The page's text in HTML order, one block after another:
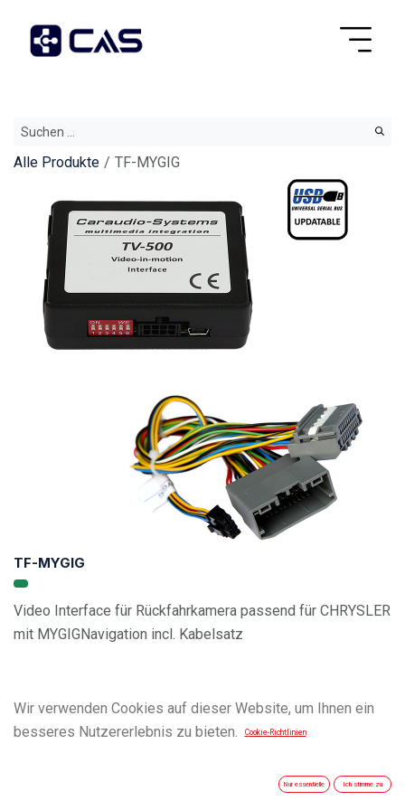
Alle Produkte TF-MYGIG
TF-MYGIG
Video Interface für Rückfahrkamera passend für CHRYSLER
mit MYGIGNavigation incl. Kabelsatz
Wir verwenden Cookies auf dieser Website, um Ihnen ein
besseres Nutzererlebnis zu bieten.
Cookie-Richtlinien
Nur essentielle Ich stimme zu